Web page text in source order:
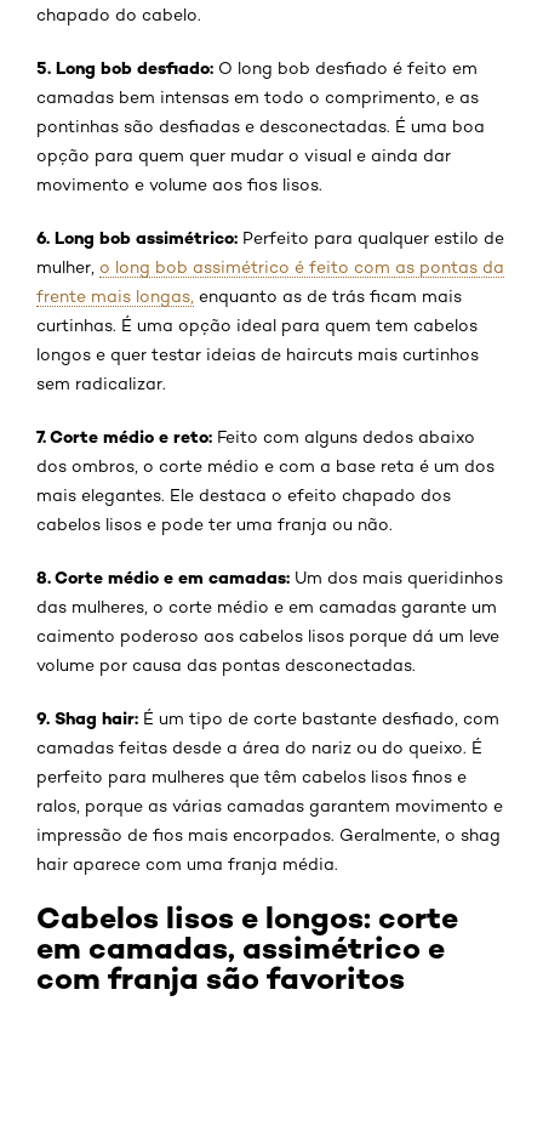
chapado do cabelo.
5. Long bob desfiado: O long bob desfiado é feito em
camadas bem intensas em todo o comprimento, e as
pontinhas são desfiadas e desconectadas. É uma boa
opção para quem quer mudar o visual e ainda dar
movimento e volume aos fios lisos.
6. Long bob assimétrico: Perfeito para qualquer estilo de
mulher, o long bob assimétrico é feito com as pontas da
frente mais longas, enquanto as de trás ficam mais
curtinhas. É uma opção ideal para quem tem cabelos
longos e quer testar ideias de haircuts mais curtinhos
sem radicalizar.
7. Corte médio e reto: Feito com alguns dedos abaixo
dos ombros, o corte médio e com a base reta é um dos
mais elegantes. Ele destaca o efeito chapado dos
cabelos lisos e pode ter uma franja ou não.
8. Corte médio e em camadas: Um dos mais queridinhos
das mulheres, o corte médio e em camadas garante um
caimento poderoso aos cabelos lisos porque dá um leve
volume por causa das pontas desconectadas.
9. Shag hair: É um tipo de corte bastante desfiado, com
camadas feitas desde a área do nariz ou do queixo. É
perfeito para mulheres que têm cabelos lisos finos e
ralos, porque as várias camadas garantem movimento e
impressão de fios mais encorpados. Geralmente, o shag
hair aparece com uma franja média.
Cabelos lisos e longos: corte
em camadas, assimétrico e
com franja são favoritos